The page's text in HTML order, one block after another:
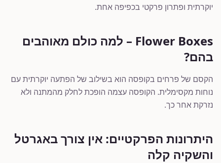
יוקרתית ופתרון פרקטי בכפיפה אחת.
Flower Boxes – למה כולם מאוהבים
בהם?
הקסם של פרחים בקופסה הוא בשילוב של הפתעה יוקרתית עם
נוחות מקסימלית. הקופסה עצמה הופכת לחלק מהמתנה ולא
נזרקת אחר כך.
היתרונות הפרקטיים: אין צורך באגרטל
והשקיה קלה